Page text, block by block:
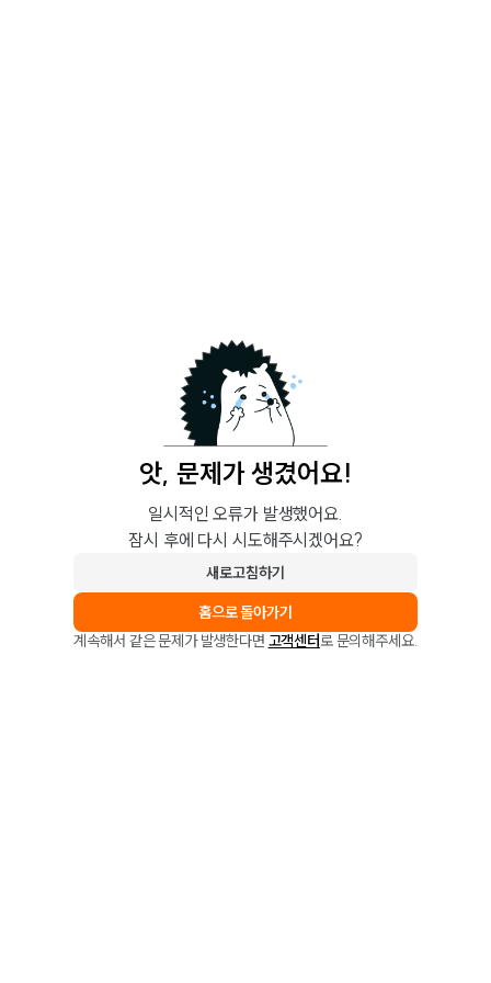
앗, 문제가 생겼어요!
일시적인 오류가 발생했어요.
잠시 후에 다시 시도해주시겠어요?
새로고침하기
홈으로 돌아가기
계속해서 같은 문제가 발생한다면 고객센터로 문의해주세요.